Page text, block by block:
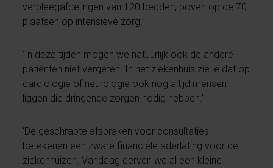
verpleegafdelingen van 120 bedden, boven op de 70
plaatsen op intensieve zorg.’
‘In deze tijden mogen we natuurlijk ook de andere
patiënten niet vergeten. In het ziekenhuis zie je dat op
cardiologie of neurologie ook nog altijd mensen
liggen die dringende zorgen nodig hebben.’
‘De geschrapte afspraken voor consultaties
betekenen een zware financiële aderlating voor de
ziekenhuizen. Vandaag derven we al een kleine